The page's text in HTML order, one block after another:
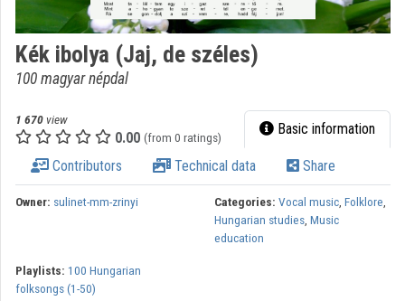
Organizations
Contributors
Kék ibolya (Jaj, de széles)
100 magyar népdal
1 670 view
0.00 (from 0 ratings) Basic information
Contributors Technical data Share
Owner: sulinet-mm-zrinyi Categories: Vocal music, Folklore,
Hungarian studies, Music
education
Playlists: 100 Hungarian
folksongs (1-50)